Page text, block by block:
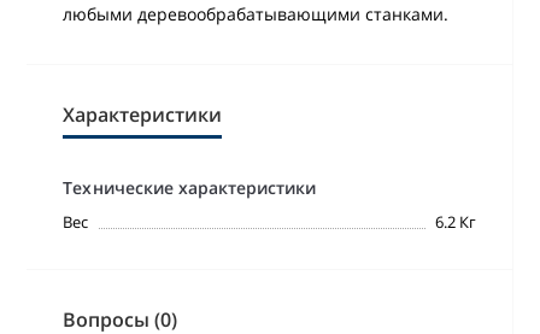
любыми деревообрабатывающими станками.
Характеристики
Технические характеристики
Вес 6.2 Кг
Вопросы (0)